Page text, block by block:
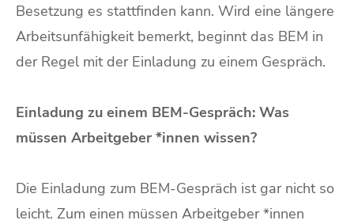
Besetzung es stattfinden kann. Wird eine längere
Arbeitsunfähigkeit bemerkt, beginnt das BEM in
der Regel mit der Einladung zu einem Gespräch.
Einladung zu einem BEM-Gespräch: Was
müssen Arbeitgeber *innen wissen?
Die Einladung zum BEM-Gespräch ist gar nicht so
leicht. Zum einen müssen Arbeitgeber *innen